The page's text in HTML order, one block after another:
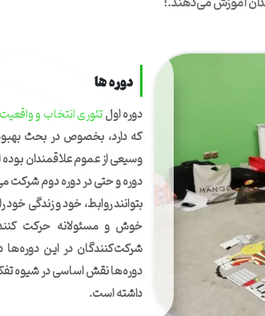
دوره ها
دوره اولتئوری انتخاب و
که دارد، بخصوص در بحث
وسیعی از عموم علاقمندان
دوره و حتی در دوره دوم شرکت
بتوانند روابط، خود و زندگی
خوش و مسئولانه حرکت
شرکت‌کنند‌گان در این دوره‌ها
دوره‌ها نقش اساسی در شیوه
داشته است.